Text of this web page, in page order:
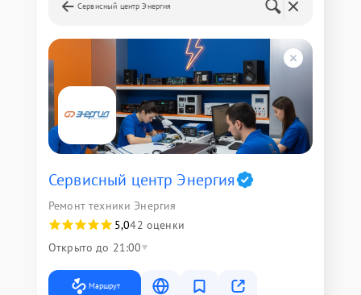
Сервисный центр Энергия
Сервисный центр Энергия
Ремонт техники Энергия
5,042 оценки
Открыто до 21:00
Маршрут